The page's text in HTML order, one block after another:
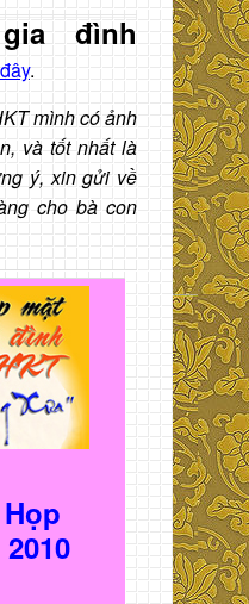
đình
.
mình có ảnh
và tốt nhất là
ý, xin gửi về
cho bà con